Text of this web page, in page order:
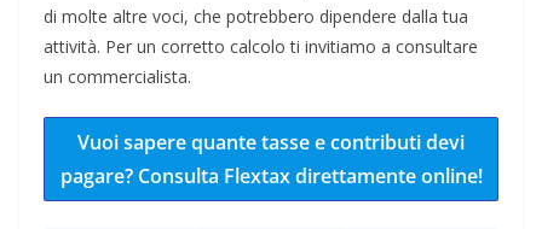
di molte altre voci, che potrebbero dipendere dalla tua
attività. Per un corretto calcolo ti invitiamo a consultare
un commercialista.
Vuoi sapere quante tasse e contributi devi
pagare? Consulta Flextax direttamente online!